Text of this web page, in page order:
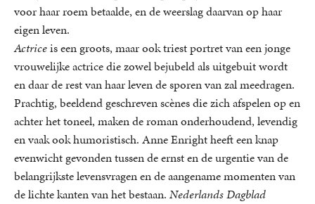
voor haar roem betaalde, en de weerslag daarvan op haar
eigen leven.
Actriceis een groots, maar ook triest portret van een jonge
vrouwelijke actrice die zowel bejubeld als uitgebuit wordt
en daar de rest van haar leven de sporen van zal meedragen.
Prachtig, beeldend geschreven scènes die zich afspelen op en
achter het toneel, maken de roman onderhoudend, levendig
en vaak ook humoristisch. Anne Enright heeft een knap
evenwicht gevonden tussen de ernst en de urgentie van de
belangrijkste levensvragen en de aangename momenten van
de lichte kanten van het bestaan. Nederlands Dagblad